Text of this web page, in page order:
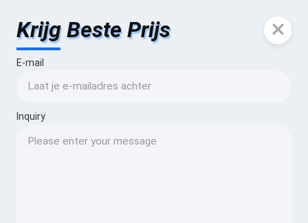
Krijg Beste Prijs
E-mail
Inquiry